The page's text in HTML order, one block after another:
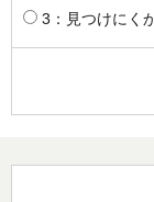
3：見つけにく